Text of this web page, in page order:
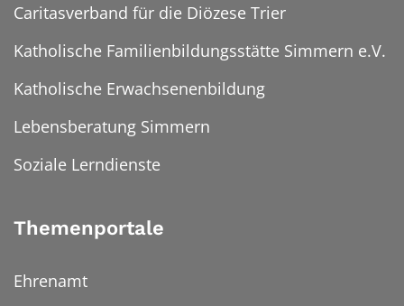
Caritasverband für die Diözese Trier
Katholische Familienbildungsstätte Simmern e.V.
Katholische Erwachsenenbildung
Lebensberatung Simmern
Soziale Lerndienste
Themenportale
Ehrenamt